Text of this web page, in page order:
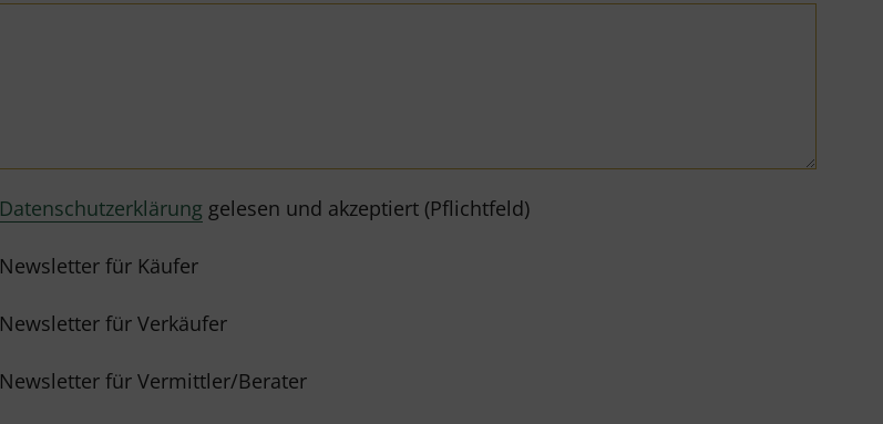
Datenschutzerklärung gelesen und akzeptiert (Pflichtfeld)
Newsletter für Käufer
Newsletter für Verkäufer
Newsletter für Vermittler/Berater